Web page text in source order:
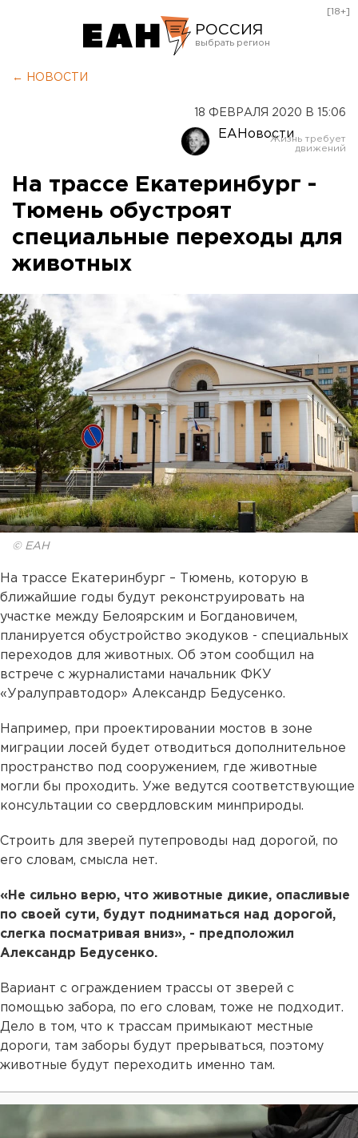
РОССИЯ
Оренбург
[18+]
← НОВОСТИ
18 ФЕВРАЛЯ 2020 В 15:06
ЕАНовости
На трассе Екатеринбург -
Тюмень обустроят
специальные переходы для
животных
© ЕАН
На трассе Екатеринбург – Тюмень, которую в
ближайшие годы будут реконструировать на
участке между Белоярским и Богдановичем,
планируется обустройство экодуков - специальных
переходов для животных. Об этом сообщил на
встрече с журналистами начальник ФКУ
«Уралуправтодор» Александр Бедусенко.
Например, при проектировании мостов в зоне
миграции лосей будет отводиться дополнительное
пространство под сооружением, где животные
могли бы проходить. Уже ведутся соответствующие
консультации со свердловским минприроды.
Строить для зверей путепроводы над дорогой, по
его словам, смысла нет.
«Не сильно верю, что животные дикие, опасливые
по своей сути, будут подниматься над дорогой,
слегка посматривая вниз», - предположил
Александр Бедусенко.
Вариант с ограждением трассы от зверей с
помощью забора, по его словам, тоже не подходит.
Дело в том, что к трассам примыкают местные
дороги, там заборы будут прерываться, поэтому
животные будут переходить именно там.